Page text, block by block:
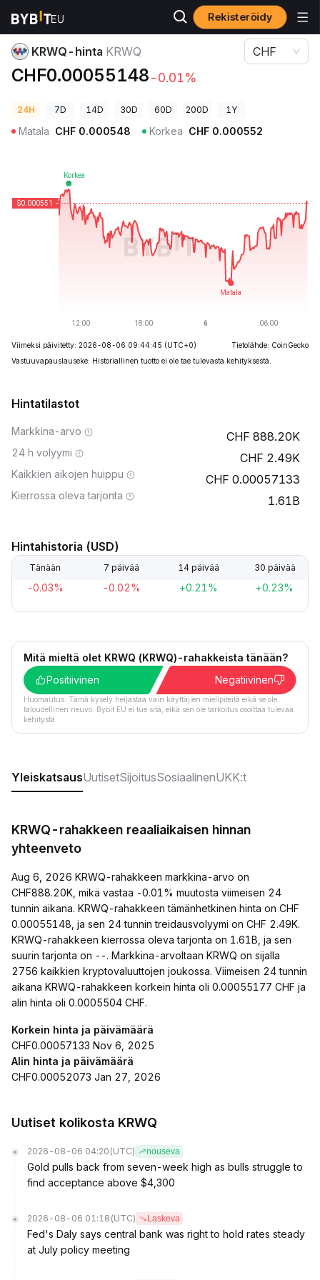
Rekisteröidy
Kryptohinnat
KRWQ-hinta KRWQ
CHF0.00055148-0.01%
CHF
24H 7D 14D 30D 60D 200D 1Y
Matala CHF 0.000548 Korkea CHF 0.000552
Viimeksi päivitetty: 2026-08-06 09:44:45 (UTC+0)
Tietolähde: CoinGecko
Vastuuvapauslauseke: Historiallinen tuotto ei ole tae tulevasta kehityksestä.
Hintatilastot
Markkina-arvo 888.20K
24 h volyymi 2.49K
Kaikkien aikojen huippu 0.00057133
Kierrossa oleva tarjonta 1.61B
Hintahistoria (USD)
Tänään 7 päivää 14 päivää 30 päivää
-0.03% -0.02% +0.21% +0.23%
Mitä mieltä olet KRWQ (KRWQ)-rahakkeista tänään?
Positiivinen
Negatiivinen
Huomautus: Tämä kysely heijastaa vain käyttäjien mielipiteitä eikä se ole
taloudellinen neuvo. Bybit EU ei tue sitä, eikä sen ole tarkoitus osoittaa tulevaa
kehitystä.
YleiskatsausUutisetSijoitusSosiaalinenUKK:t
KRWQ-rahakkeen reaaliaikaisen hinnan
yhteenveto
Aug 6, 2026 KRWQ-rahakkeen markkina-arvo on
CHF888.20K, mikä vastaa -0.01% muutosta viimeisen 24
tunnin aikana. KRWQ-rahakkeen tämänhetkinen hinta on CHF
0.00055148, ja sen 24 tunnin treidausvolyymi on CHF 2.49K.
KRWQ-rahakkeen kierrossa oleva tarjonta on 1.61B, ja sen
suurin tarjonta on --. Markkina-arvoltaan KRWQ on sijalla
2756 kaikkien kryptovaluuttojen joukossa. Viimeisen 24 tunnin
aikana KRWQ-rahakkeen korkein hinta oli 0.00055177 CHF ja
alin hinta oli 0.0005504 CHF.
Korkein hinta ja päivämäärä
CHF0.00057133 Nov 6, 2025
Alin hinta ja päivämäärä
CHF0.00052073 Jan 27, 2026
Uutiset kolikosta KRWQ
2026-08-06 04:20 (UTC) nouseva
Gold pulls back from seven-week high as bulls struggle to
find acceptance above $4,300
2026-08-06 01:18 (UTC) Laskeva
Fed's Daly says central bank was right to hold rates steady
at July policy meeting